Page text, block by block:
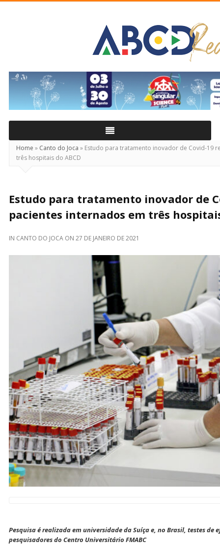
Real
Home » Canto do Joca » Estudo para tratamento inovador de Covid-19
três hospitais do ABCD
Estudo para tratamento inovador de
pacientes internados em três
IN CANTO DO JOCA ON 27 DE JANEIRO DE 2021
Pesquisa é realizada em universidade da Suíça e, no Brasil, testes de
pesquisadores do Centro Universitário FMABC